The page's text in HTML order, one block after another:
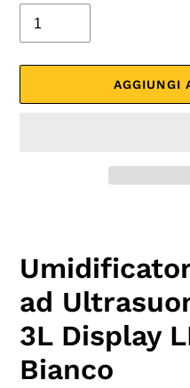
AGGIUNGI
nel
carrello
ad
3L Display
Bianco